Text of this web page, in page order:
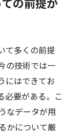
て多くの前提
の技術では一
にはできてお
必要がある。こ
なデータが用
かについて厳